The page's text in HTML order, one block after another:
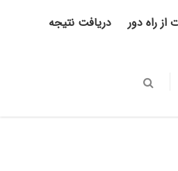
راه دور دریافت نتیجه